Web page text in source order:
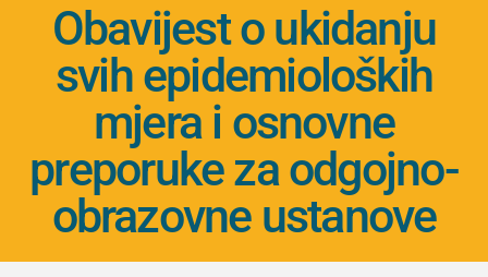
Obavijest o ukidanju
svih epidemioloških
mjera i osnovne
preporuke za odgojno-
obrazovne ustanove